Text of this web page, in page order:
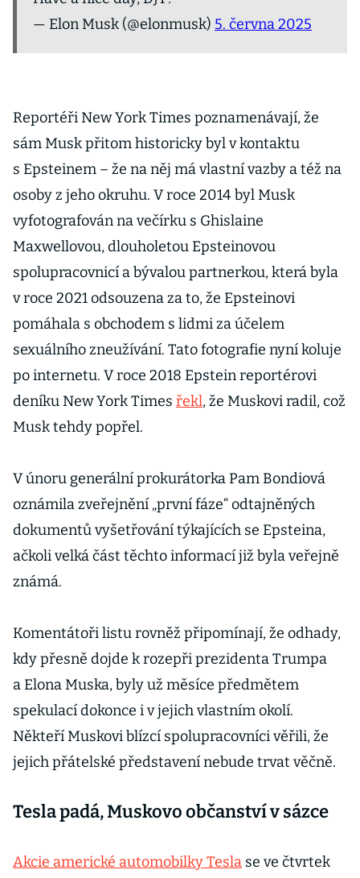
— Elon Musk (@elonmusk) 5. června 2025
Reportéři New York Times poznamenávají, že
sám Musk přitom historicky byl v kontaktu
s Epsteinem – že na něj má vlastní vazby a též na
osoby z jeho okruhu. V roce 2014 byl Musk
vyfotografován na večírku s Ghislaine
Maxwellovou, dlouholetou Epsteinovou
spolupracovnicí a bývalou partnerkou, která byla
v roce 2021 odsouzena za to, že Epsteinovi
pomáhala s obchodem s lidmi za účelem
sexuálního zneužívání. Tato fotografie nyní koluje
po internetu. V roce 2018 Epstein reportérovi
deníku New York Times řekl, že Muskovi radil, což
Musk tehdy popřel.
V únoru generální prokurátorka Pam Bondiová
oznámila zveřejnění „první fáze“ odtajněných
dokumentů vyšetřování týkajících se Epsteina,
ačkoli velká část těchto informací již byla veřejně
známá.
Komentátoři listu rovněž připomínají, že odhady,
kdy přesně dojde k rozepři prezidenta Trumpa
a Elona Muska, byly už měsíce předmětem
spekulací dokonce i v jejich vlastním okolí.
Někteří Muskovi blízcí spolupracovníci věřili, že
jejich přátelské představení nebude trvat věčně.
Tesla padá, Muskovo občanství v sázce
Akcie americké automobilky Tesla se ve čtvrtek